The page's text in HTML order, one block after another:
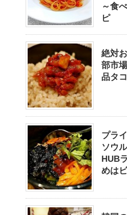
～食
ピ
絶対
部市
品タ
プラ
ソウ
HUB
めは